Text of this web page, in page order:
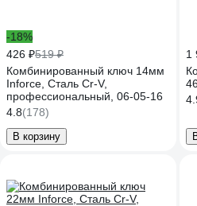
-18%
426 ₽519 ₽
Комбинированный ключ 14мм
Inforce, Сталь Cr-V,
профессиональный, 06-05-16
4.8(178)
В корзину
1